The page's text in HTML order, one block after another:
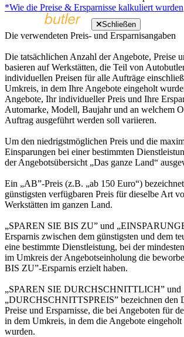
*Wie die Preise & Ersparnisse kalkuliert wurden
Schließen
Die verwendeten Preis- und Ersparnisangaben
Die tatsächlichen Anzahl der Angebote, Preise
basieren auf Werkstätten, die Teil von
individuellen Preisen für alle Aufträge
Umkreis, in dem Ihre Angebote eingeholt
Angebote, Ihr individueller Preis und Ihre
Automarke, Modell, Baujahr und an welchem
Auftrag ausgeführt werden soll variieren.
Um den niedrigstmöglichen Preis und die
Einsparungen bei einer bestimmten
der Angebotsübersicht „Das ganze Land“
Ein „AB”-Preis (z.B. „ab 150 Euro“)
günstigsten verfügbaren Preis für dieselbe Art
Werkstätten im ganzen Land.
„SPAREN SIE BIS ZU” und
Ersparnis zwischen dem günstigsten und dem
eine bestimmte Dienstleistung, bei der
im Umkreis der Angebotseinholung die
BIS ZU”-Ersparnis erzielt haben.
„SPAREN SIE DURCHSCHNITTLICH” und
„DURCHSCHNITTSPREIS” bezeichnen den
Preise und Ersparnisse, die bei Angeboten für
in dem Umkreis, in dem die Angebote
wurden.